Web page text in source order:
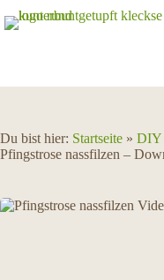
Inhalt
Du bist hier: Startseite » DIY
Pfingstrose nassfilzen –